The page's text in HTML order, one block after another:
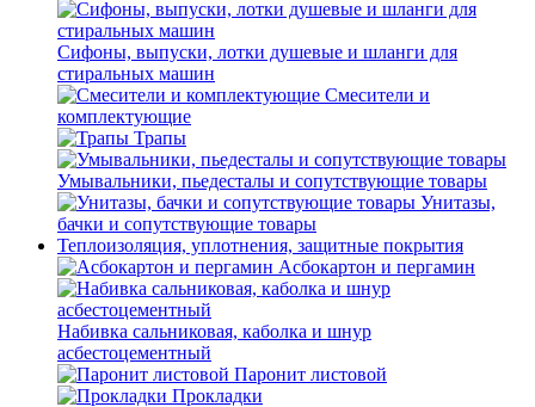
Сифоны, выпуски, лотки душевые и шланги для
стиральных машин
Смесители и
комплектующие
Трапы
Умывальники, пьедесталы и сопутствующие товары
Унитазы,
бачки и сопутствующие товары
Теплоизоляция, уплотнения, защитные покрытия
Асбокартон и пергамин
Набивка сальниковая, каболка и шнур
асбестоцементный
Паронит листовой
Прокладки